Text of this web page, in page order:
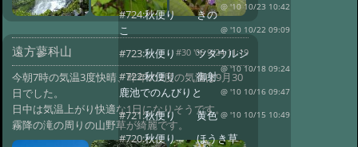
遠方蓼科山 #30 '06 9/24 11:19
今朝7時の気温3度快晴、昨年の3度の気温は9月30
日でした。
日中は気温上がり快適な1日になりそうです。
霧降の滝の周りの山野草が綺麗です。
@ '10 10/23 10:42
#724:秋便り きの
こ
@ '10 10/22 09:09
#723:秋便り ツタウルシ
@ '10 10/18 09:24
#722:秋便り 御射
鹿池でのんびりと
@ '10 10/16 09:47
#721:秋便り 黄色 @ '10 10/15 10:49
#720:秋便り ほうき草